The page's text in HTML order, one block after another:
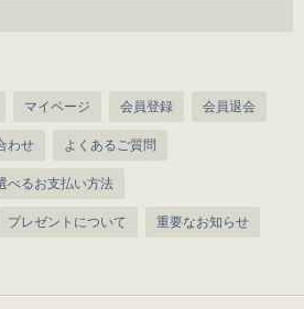
マイページ 会員登録 会員退会
わせ よくあるご質問
べるお支払い方法
プレゼントについて 重要なお知らせ